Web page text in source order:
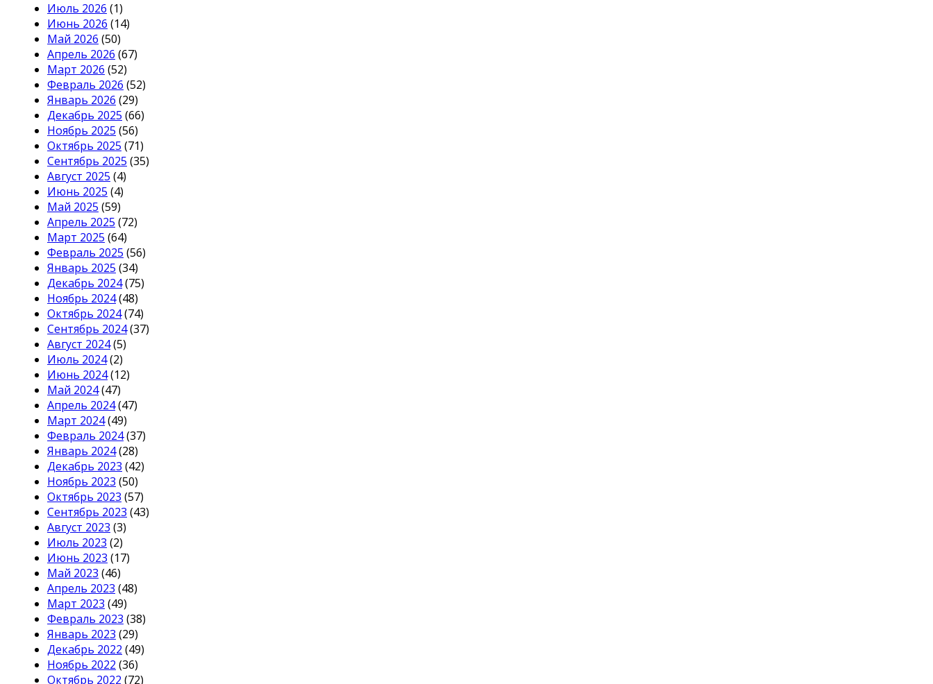
Июль 2026 (1)
Июнь 2026 (14)
Май 2026 (50)
Апрель 2026 (67)
Март 2026 (52)
Февраль 2026 (52)
Январь 2026 (29)
Декабрь 2025 (66)
Ноябрь 2025 (56)
Октябрь 2025 (71)
Сентябрь 2025 (35)
Август 2025 (4)
Июнь 2025 (4)
Май 2025 (59)
Апрель 2025 (72)
Март 2025 (64)
Февраль 2025 (56)
Январь 2025 (34)
Декабрь 2024(75)
Ноябрь 2024(48)
Октябрь 2024(74)
Сентябрь 2024(37)
Август 2024(5)
Июль 2024(2)
Июнь 2024(12)
Май 2024(47)
Апрель 2024(47)
Март 2024(49)
Февраль 2024(37)
Январь 2024(28)
Декабрь 2023 (42)
Ноябрь 2023 (50)
Октябрь 2023 (57)
Сентябрь 2023 (43)
Август 2023 (3)
Июль 2023 (2)
Июнь 2023 (17)
Май 2023 (46)
Апрель 2023 (48)
Март 2023 (49)
Февраль 2023 (38)
Январь 2023 (29)
Декабрь 2022 (49)
Ноябрь 2022 (36)
Октябрь 2022 (72)